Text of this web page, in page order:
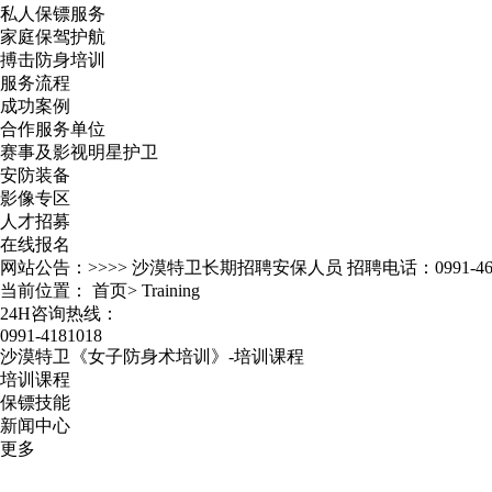
私人保镖服务
家庭保驾护航
搏击防身培训
服务流程
成功案例
合作服务单位
赛事及影视明星护卫
安防装备
影像专区
人才招募
在线报名
网站公告：>>>> 沙漠特卫长期招聘安保人员 招聘电话：0991-
当前位置： 首页> Training
24H咨询热线：
0991-4181018
沙漠特卫《女子防身术培训》-培训课程
培训课程
保镖技能
新闻中心
更多